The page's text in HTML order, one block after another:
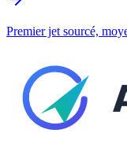
Premier jet sourcé,